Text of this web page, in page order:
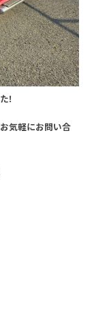
！
気軽にお問い合